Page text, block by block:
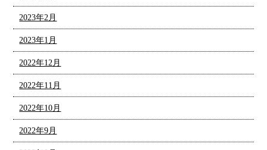
2023年2月
2023年1月
2022年12月
2022年11月
2022年10月
2022年9月